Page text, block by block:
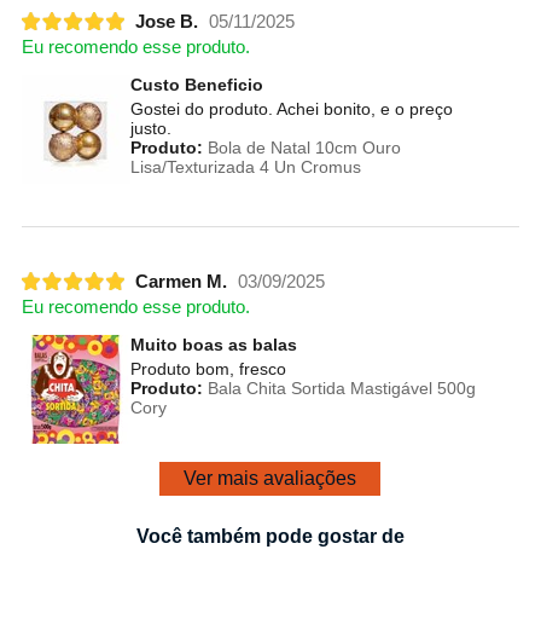
Jose B. 05/11/2025
Eu recomendo esse produto.
Custo Beneficio
Gostei do produto. Achei bonito, e o preço
justo.
Produto: Bola de Natal 10cm Ouro
Lisa/Texturizada 4 Un Cromus
Carmen M. 03/09/2025
Eu recomendo esse produto.
Muito boas as balas
Produto bom, fresco
Produto: Bala Chita Sortida Mastigável 500g
Cory
Ver mais avaliações
Você também pode gostar de